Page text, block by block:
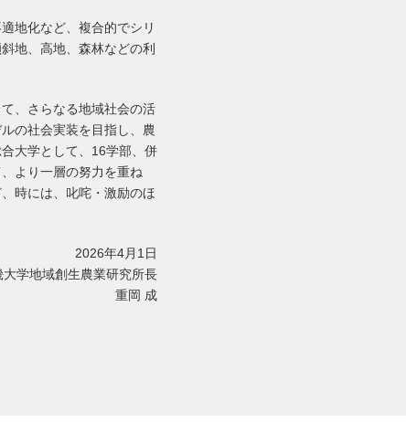
地化など、複合的でシリ
地、高地、森林などの利
、さらなる地域社会の活
の社会実装を目指し、農
大学として、16学部、併
より一層の努力を重ね
時には、叱咤・激励のほ
2026年4月1日
大学地域創生農業研究所長
重岡 成